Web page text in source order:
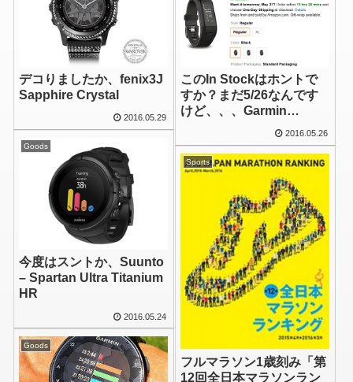
デコりましたか、fenix3J
Sapphire Crystal
2016.05.29
このIn Stockはホントで
すか？まだ5/26なんです
けど、、、Garmin
2016.05.26
Goods
今度はスントか、Suunto
– Spartan Ultra Titanium
HR
2016.05.24
Sports
フルマラソン1歳刻み「第
12回全日本マラソンラン
Goods